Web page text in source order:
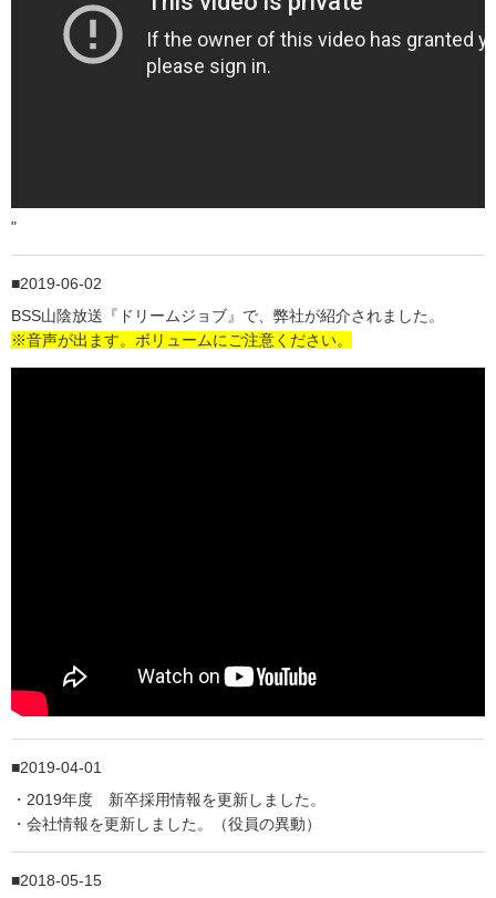
"
2019-06-02
BSS山陰放送『ドリームジョブ』で、弊社が紹介されました。
※音声が出ます。ボリュームにご注意ください。
2019-04-01
・2019年度 新卒採用情報を更新しました。
・会社情報を更新しました。（役員の異動）
2018-05-15